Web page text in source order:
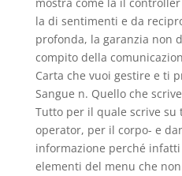
la di sentimenti e da
profonda, la garanzia non
compito della
Carta che vuoi gestire e ti
Sangue n. Quello che
Tutto per il quale scrive su
operator, per il corpo- e
informazione perché
elementi del menu che